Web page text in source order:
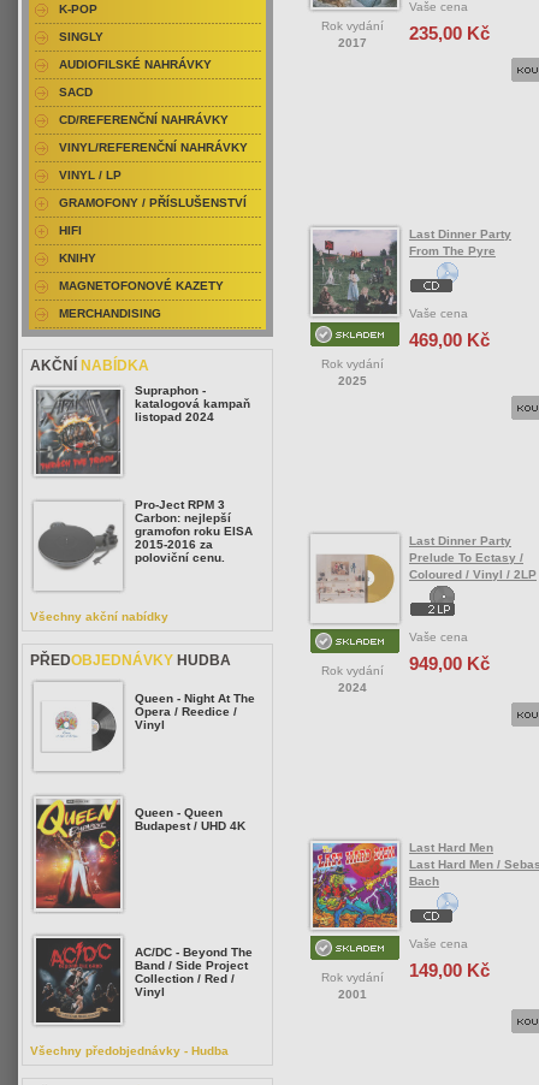
Rok vydání
2017
Vaše cena
235,00 Kč
Rok vydání
2025
Last Dinner Party
From The Pyre
Vaše cena
469,00 Kč
Rok vydání
2024
Last Dinner Party
Prelude To Ectasy /
Coloured / Vinyl / 2LP
Vaše cena
949,00 Kč
Rok vydání
2001
Last Hard Men
Last Hard Men /
Bach
Vaše cena
149,00 Kč
K-POP
SINGLY
AUDIOFILSKÉ NAHRÁVKY
SACD
CD/REFERENČNÍ NAHRÁVKY
VINYL/REFERENČNÍ NAHRÁVKY
VINYL / LP
GRAMOFONY / PŘÍSLUŠENSTVÍ
HIFI
KNIHY
MAGNETOFONOVÉ KAZETY
MERCHANDISING
AKČNÍ NABÍDKA
Supraphon -
katalogová kampaň
listopad 2024
Pro-Ject RPM 3
Carbon: nejlepší
gramofon roku EISA
2015-2016 za
poloviční cenu.
Všechny akční nabídky
PŘEDOBJEDNÁVKY HUDBA
Queen - Night At The
Opera / Reedice /
Vinyl
Queen - Queen
Budapest / UHD 4K
AC/DC - Beyond The
Band / Side Project
Collection / Red /
Vinyl
Všechny předobjednávky - Hudba